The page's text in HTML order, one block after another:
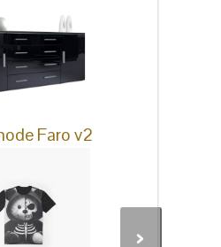
Faro v2